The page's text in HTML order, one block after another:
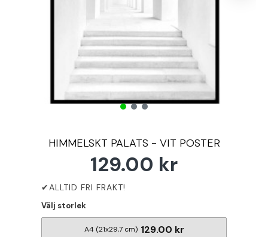
HIMMELSKT PALATS - VIT POSTER
129.00 kr
Välj storlek
A4 (21x29,7 cm) 129.00 kr